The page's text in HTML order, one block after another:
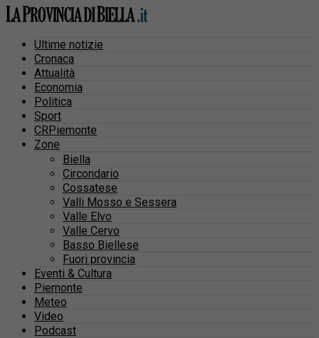
Ultime notizie
Cronaca
Attualità
Economia
Politica
Sport
CRPiemonte
Zone
Biella
Circondario
Cossatese
Valli Mosso e Sessera
Valle Elvo
Valle Cervo
Basso Biellese
Fuori provincia
Eventi & Cultura
Piemonte
Meteo
Video
Podcast